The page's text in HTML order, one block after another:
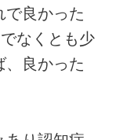
良かった
なくとも少
、良かった